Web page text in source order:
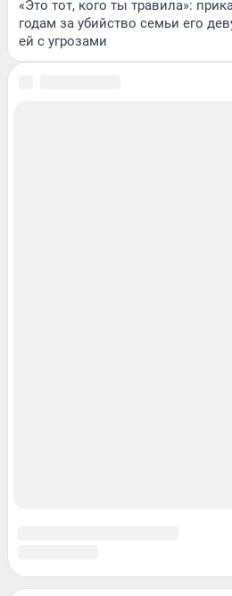
«Это тот, кого ты травила»:
годам за убийство семьи его
ей с угрозами